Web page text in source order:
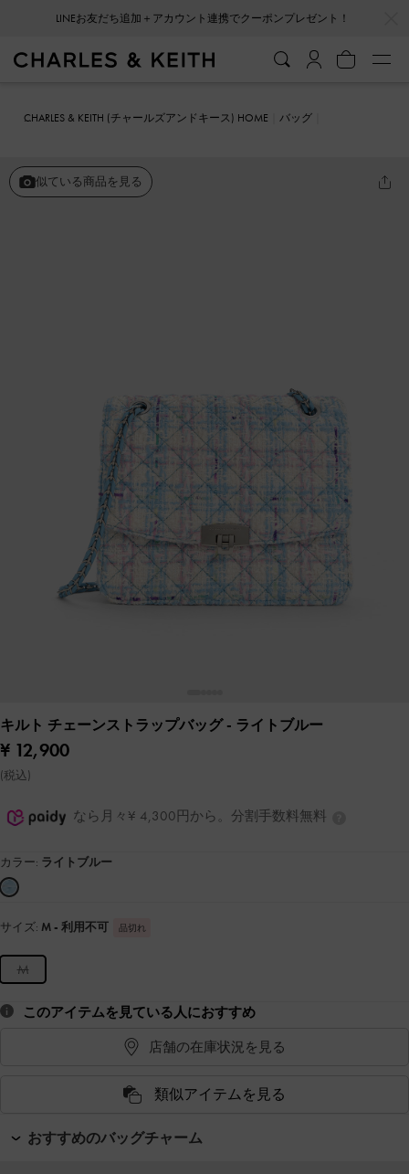
CHARLES & KEITH (チャールズアンドキース) HOME
バッグ
似ている商品を見る
キルト チェーンストラップバッグ- ライトブルー
¥ 12,900
(税込)
なら月々¥ 4,300円から。分割手数料無料
カラー: ライトブルー
サイズ: M - 利用不可 品切れ
M
このアイテムを見ている人におすすめ
店舗の在庫状況を見る
類似アイテムを見る
おすすめのバッグチャーム